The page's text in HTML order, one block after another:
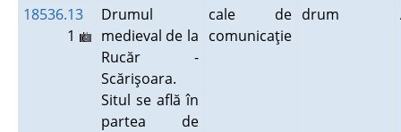
18536.13
1
Drumul
medieval de la
Rucăr -
Scărişoara.
Situl se află în
partea de
cale de
comunicaţie
drum